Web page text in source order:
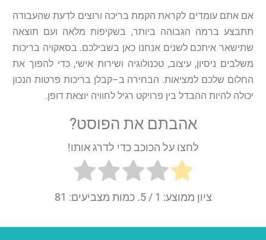
אם אתם עומדים לקראת הקמת בריכה ורוצים לדעת שהעבודה
תתבצע ברמה הגבוהה ביותר, בשקיפות מלאה ועם תוצאה
שתישאר איתכם לשנים אנחנו כאן בשבילכם. בסאקויה בריכות
משלבים ניסיון,עיצוב,טכנולוגיה ושירות אישי,כדי להפוך את
החלום שלכם למציאות. הבחירה ב–קבלן בריכות פרטות הנכון
יכולה להיות ההבדל בין פרויקט רגיל לחוויה יוצאת דופן.
אהבתם את הפוסט?
לחצו על הכוכב כדי לדרג אותו!
ציון ממוצע: 1 / 5. כמות מצביעים: 81